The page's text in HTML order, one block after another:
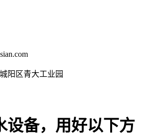
阳区青大工业园
设备，用好以下方